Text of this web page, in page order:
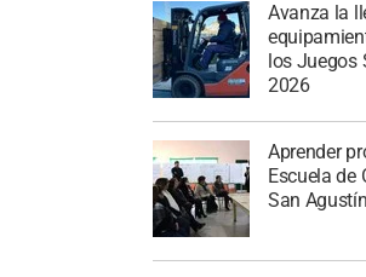
Avanza la
los Juegos
2026
Aprender
Escuela de
San Agustín